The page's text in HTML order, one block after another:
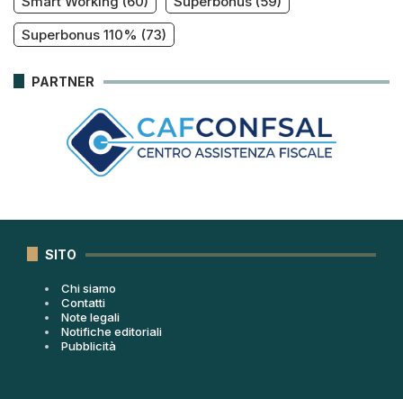
Superbonus 110% (73)
PARTNER
SITO
Chi siamo
Contatti
Note legali
Notifiche editoriali
Pubblicità